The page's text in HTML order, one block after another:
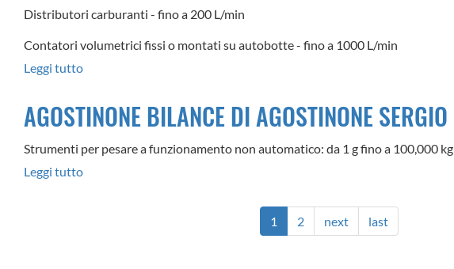
Distributori carburanti - fino a 200 L/min
Contatori volumetrici fissi o montati su autobotte - fino a 1000 L/min
Leggi tutto
srl
AGOSTINONE BILANCE DI AGOSTINONE SERGIO
Strumenti per pesare a funzionamento non automatico: da 1 g fino a 100,000 kg
Leggi tutto
1 2 next last